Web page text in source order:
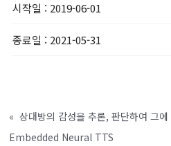
시작일 : 2019-06-01
종료일 : 2021-05-31
«
Embedded Neural TTS